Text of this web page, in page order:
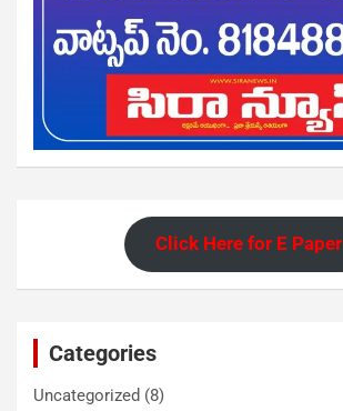
Click Here for E Paper
Categories
Uncategorized (8)